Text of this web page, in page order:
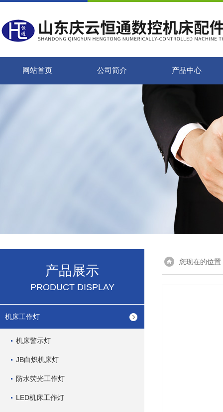
网站首页 公司简介 产品中心
产品展示
PRODUCT DISPLAY
机床工作灯
机床警示灯
JB白炽机床灯
防水荧光工作灯
LED机床工作灯
您现在的位置